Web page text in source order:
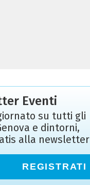
Eventi
su tutti gli
e dintorni,
alla newsletter
REGISTRATI